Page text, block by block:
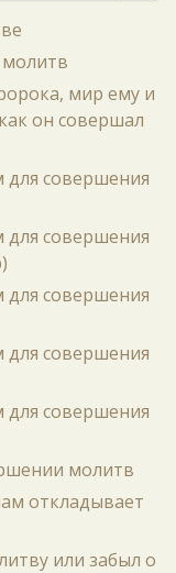
мир ему и
он совершал
для совершения
для совершения
для совершения
для совершения
для совершения
молитв
откладывает
или забыл о